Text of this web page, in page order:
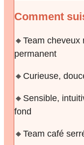
Comment
🔸Team
permanent
🔸Curieuse,
🔸Sensible,
fond
🔸Team café